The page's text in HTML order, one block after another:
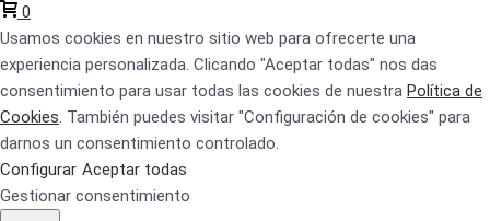
0
Usamos cookies en nuestro sitio web para ofrecerte una
experiencia personalizada. Clicando "Aceptar todas" nos das
consentimiento para usar todas las cookies de nuestra Política de
Cookies. También puedes visitar "Configuración de cookies" para
darnos un consentimiento controlado.
Configurar Aceptar todas
Gestionar consentimiento